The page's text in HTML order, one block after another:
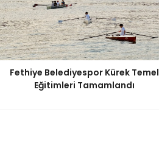
Fethiye Belediyespor Kürek Temel
Eğitimleri Tamamlandı